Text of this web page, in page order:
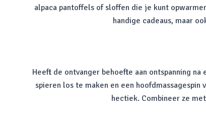
alpaca pantoffels of sloffen die je kunt
handige cadeaus, maar
Heeft de ontvanger behoefte aan ontspanning
spieren los te maken en een
hectiek. Combineer ze